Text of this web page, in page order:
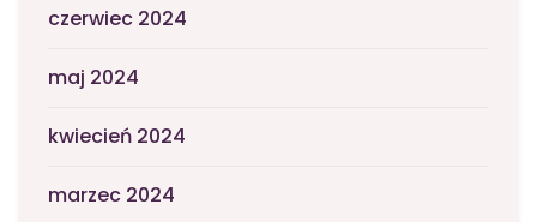
czerwiec 2024
maj 2024
kwiecień 2024
marzec 2024